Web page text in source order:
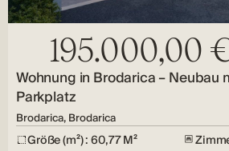
195.000,00
Wohnung in Brodarica – Neubau
Parkplatz
Brodarica, Brodarica
Größe (m²) : 60,77 M²